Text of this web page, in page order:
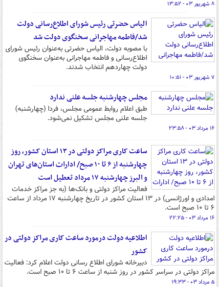
۸ شهریور ۰۳ - ۱۳:۵۲
الیاس حضرتی رئیس شورای اطلاع‌رسانی دولت
شد/فاطمه مهاجرانی سخنگوی دولت شد
با مصوبه دولت، الیاس حضرتی به‌عنوان رئیس شورای
اطلاع‌رسانی و فاطمه مهاجرانی به‌عنوان سخنگوی
دولت چهاردهم انتخاب شدند.
۷ شهریور ۰۳ - ۱۰:۵۱
مجلس چهارشنبه جلسه علنی ندارد
طبق اعلام روابط عمومی مجلس، فردا (چهارشنبه)
جلسه علنی مجلس تشکیل نمی‌شود.
۱۶ مرداد ۰۳ - ۲۳:۵۸
ساعت کاری مراکز دولتی در ۱۳ استان کشور، روز
چهارشنبه از ۶ تا ۱۰ صبح/ ادارات استان‌های تهران
و البرز چهارشنبه ۱۷ مرداد تعطیل است
فعالیت مراکز دولتی و بانک‌ها (به جز مراکز خدمات
امدادی و اورژانسی) در ۱۳ استان کشور در تاریخ چهارشنبه ۱۷ مرداد از ساعت
۶ تا ۱۰ صبح است.
۱۶ مرداد ۰۳ - ۲۲:۲۵
اطلاعیه دولت درمورد ساعت کاری مراکز دولتی در
کشور
دبیرخانه شورای اطلاع رسانی دولت اعلام کرد: فعالیت
مراکز دولتی در سراسر کشور در روز شنبه از ساعت ۶ تا ۱۰ صبح است.
۵ مرداد ۰۳ - ۱۹:۳۳